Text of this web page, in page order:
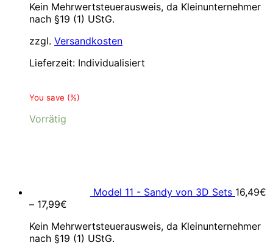
Kein Mehrwertsteuerausweis, da Kleinunternehmer
nach §19 (1) UStG.
zzgl. Versandkosten
Lieferzeit: Individualisiert
You save (%)
Vorrätig
Model 11 - Sandy von 3D Sets 16,49€
– 17,99€
Kein Mehrwertsteuerausweis, da Kleinunternehmer
nach §19 (1) UStG.